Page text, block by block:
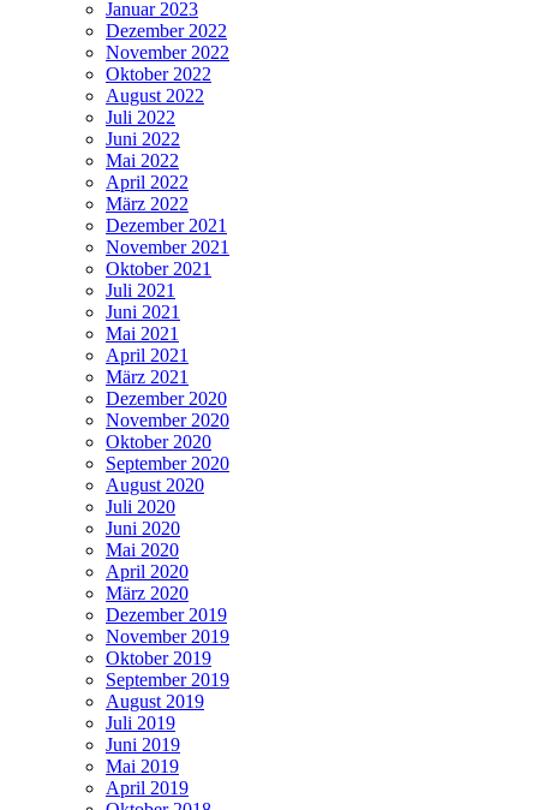
Januar 2023
Dezember 2022
November 2022
Oktober 2022
August 2022
Juli 2022
Juni 2022
Mai 2022
April 2022
März 2022
Dezember 2021
November 2021
Oktober 2021
Juli 2021
Juni 2021
Mai 2021
April 2021
März 2021
Dezember 2020
November 2020
Oktober 2020
September 2020
August 2020
Juli 2020
Juni 2020
Mai 2020
April 2020
März 2020
Dezember 2019
November 2019
Oktober 2019
September 2019
August 2019
Juli 2019
Juni 2019
Mai 2019
April 2019